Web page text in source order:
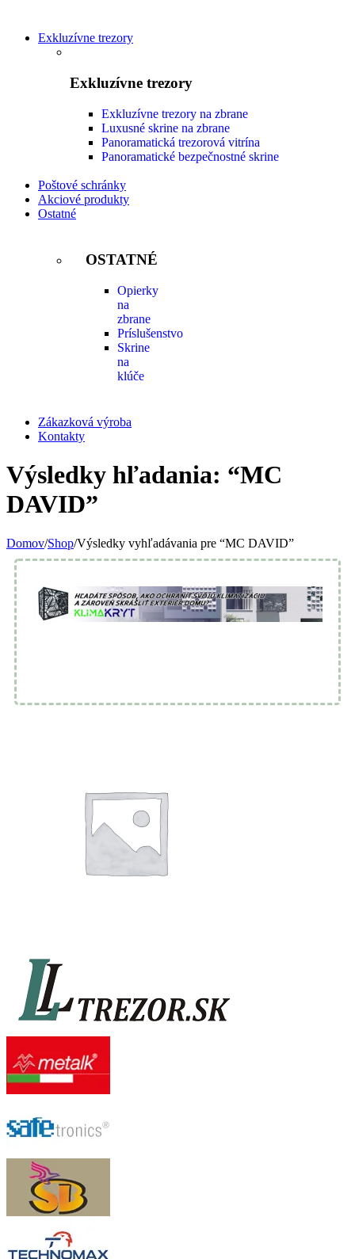
Exkluzívne trezory
Exkluzívne trezory
Exkluzívne trezory na zbrane
Luxusné skrine na zbrane
Panoramatická trezorová vitrína
Panoramatické bezpečnostné skrine
Poštové schránky
Akciové produkty
Ostatné
OSTATNÉ
Opierky
na
zbrane
Príslušenstvo
Skrine
na
klúče
Zákazková výroba
Kontakty
Výsledky hľadania: “MC
DAVID”
Domov/Shop/Výsledky vyhľadávania pre “MC DAVID”